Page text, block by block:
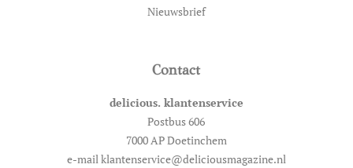
Nieuwsbrief
Contact
delicious. klantenservice
Postbus 606
7000 AP Doetinchem
e-mail klantenservice@deliciousmagazine.nl